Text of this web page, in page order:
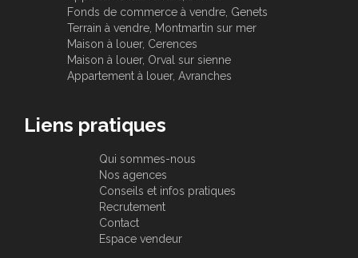
Fonds de commerce à vendre, Genets
Terrain à vendre, Montmartin sur mer
Maison à louer, Cerences
Maison à louer, Orval sur sienne
Appartement à louer, Avranches
Liens pratiques
Qui sommes-nous
Nos agences
Conseils et infos pratiques
Recrutement
Contact
Espace vendeur